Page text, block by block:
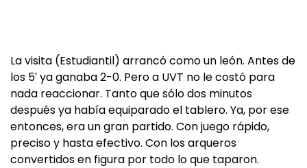
La visita (Estudiantil) arrancó como un león. Antes de
los 5′ ya ganaba 2-0. Pero a UVT no le costó para
nada reaccionar. Tanto que sólo dos minutos
después ya había equiparado el tablero. Ya, por ese
entonces, era un gran partido. Con juego rápido,
preciso y hasta efectivo. Con los arqueros
convertidos en figura por todo lo que taparon.